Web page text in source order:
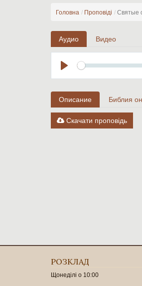
Головна Проповіді Святые
Аудио Видео
Описание Библия
Скачати проповідь
РОЗКЛАД
Щонеділі о 10:00